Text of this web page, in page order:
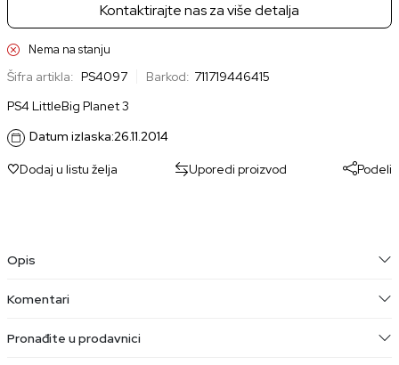
Kontaktirajte nas za više detalja
Nema na stanju
Šifra artikla: PS4097 Barkod: 711719446415
PS4 LittleBig Planet 3
Datum izlaska:26.11.2014
Dodaj u listu želja Uporedi proizvod Podeli
Opis
Komentari
Pronađite u prodavnici